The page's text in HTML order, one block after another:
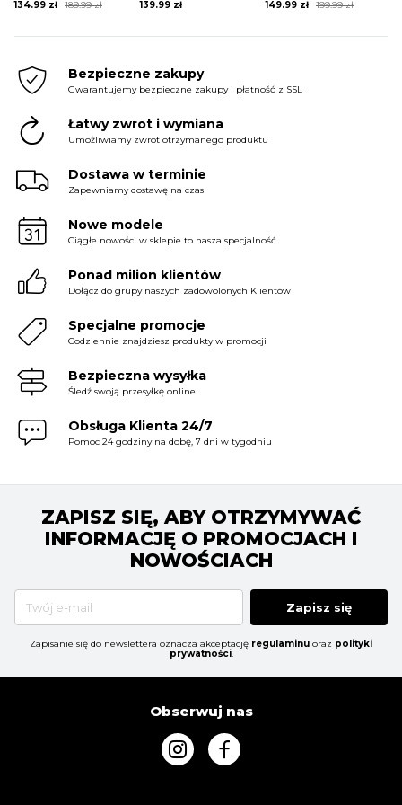
189.99zł
Original
134.99 zł
Current
139.99 zł 199.99zł
Original
149.99 zł
Current
Bezpieczne zakupy
Gwarantujemy bezpieczne zakupy i płatność z SSL
Łatwy zwrot i wymiana
Umożliwiamy zwrot otrzymanego produktu
Dostawa w terminie
Zapewniamy dostawę na czas
Nowe modele
Ciągłe nowości w sklepie to nasza specjalność
Ponad milion klientów
Dołącz do grupy naszych zadowolonych Klientów
Specjalne promocje
Codziennie znajdziesz produkty w promocji
Bezpieczna wysyłka
Śledź swoją przesyłkę online
Obsługa Klienta 24/7
Pomoc 24 godziny na dobę, 7 dni w tygodniu
ZAPISZ SIĘ, ABY OTRZYMYWAĆ
INFORMACJĘ O PROMOCJACH I
NOWOŚCIACH
Zapisz się
Zapisanie się do newslettera oznacza akceptację regulaminu oraz polityki
prywatności.
Obserwuj nas